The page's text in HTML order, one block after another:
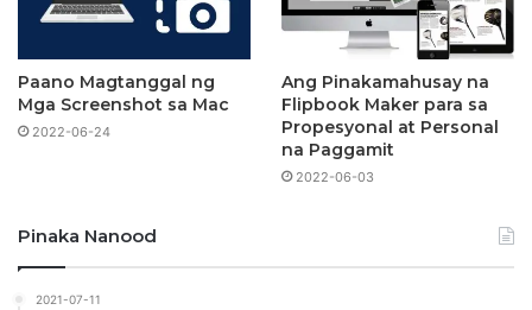
Paano Magtanggal ng
Mga Screenshot sa Mac
2022-06-24
Ang Pinakamahusay na
Flipbook Maker para sa
Propesyonal at Personal
na Paggamit
2022-06-03
Pinaka Nanood
2021-07-11